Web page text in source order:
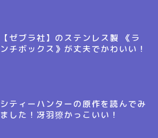
【ゼブラ社】のステンレス製 《ラ
ンチボックス》が丈夫でかわいい！
シティーハンターの原作を読んでみ
ました！冴羽獠かっこいい！